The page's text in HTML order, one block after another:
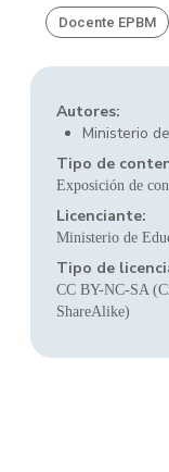
Docente EPBM
Autores:
Ministerio
Tipo de
Exposición de
Licenciante:
Ministerio de
Tipo de
CC BY-NC-SA
ShareAlike)